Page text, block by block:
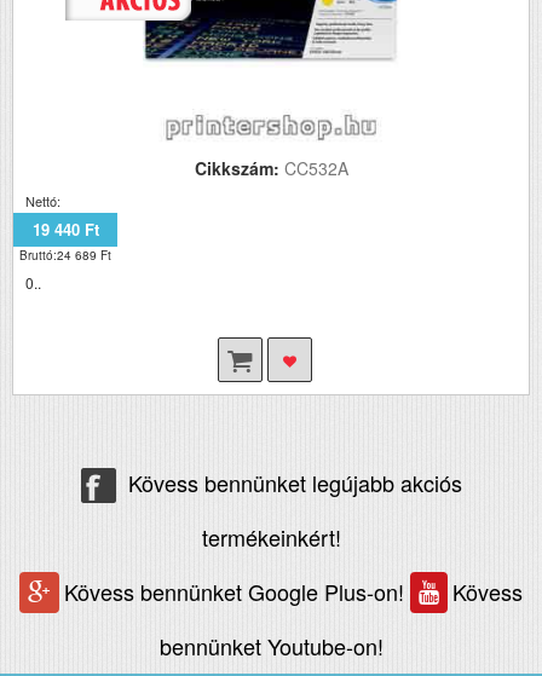
Cikkszám: CC532A
Nettó:
19 440 Ft
Bruttó:24 689 Ft
0..
Kövess bennünket legújabb akciós
termékeinkért!
Kövess bennünket Google Plus-on!
Kövess
bennünket Youtube-on!